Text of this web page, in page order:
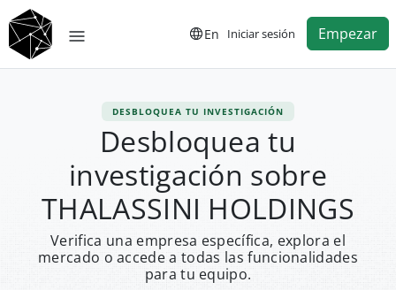
En Iniciar sesión Empezar
DESBLOQUEA TU INVESTIGACIÓN
Desbloquea tu
investigación sobre
THALASSINI HOLDINGS
Verifica una empresa específica, explora el
mercado o accede a todas las funcionalidades
para tu equipo.